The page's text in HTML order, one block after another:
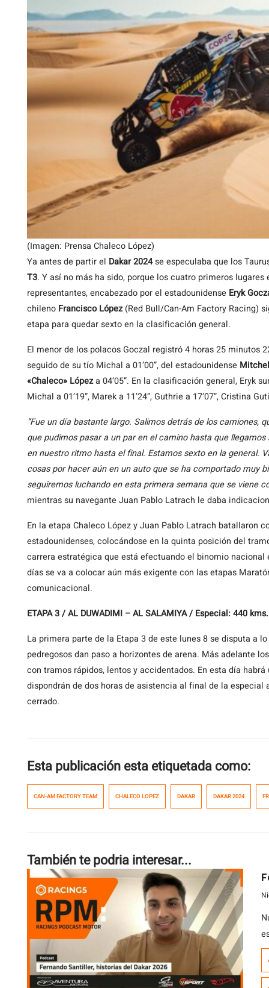
(Imagen: Prensa Chaleco López)
Ya antes de partir el Dakar 2024se especulaba que los
T3. Y así no más ha sido, porque los cuatro primeros
representantes, encabezado por el estadounidense Eryk
chileno Francisco López(Red Bull/Can-Am Factory Racing)
etapa para quedar sexto en la clasificación general.
El menor de los polacos Goczal registró 4 horas 25 minutos
seguido de su tío Michal a 01’00”, del estadounidense
«Chaleco» Lópeza 04’05”. En la clasificación general, Eryk
Michal a 01’19”, Marek a 11’24”, Guthrie a 17’07”, Cristina
“Fue un día bastante largo. Salimos detrás de los camiones,
que pudimos pasar a un par en el camino hasta que
en nuestro ritmo hasta el final. Estamos sexto en la general.
cosas por hacer aún en un auto que se ha comportado muy
seguiremos luchando en esta primera semana que se viene
mientras su navegante Juan Pablo Latrach le daba
En la etapa Chaleco López y Juan Pablo Latrach batallaron
estadounidenses, colocándose en la quinta posición del
carrera estratégica que está efectuando el binomio
días se va a colocar aún más exigente con las etapas
comunicacional.
ETAPA 3 / AL DUWADIMI – AL SALAMIYA / Especial: 440
La primera parte de la Etapa 3 de este lunes 8 se disputa a
pedregosos dan paso a horizontes de arena. Más adelante
con tramos rápidos, lentos y accidentados. En esta día
dispondrán de dos horas de asistencia al final de la
cerrado.
Esta publicación esta etiquetada como:
CAN-AM FACTORY TEAM CHALECO LOPEZ DAKAR DAKAR 2024
También te podria interesar...